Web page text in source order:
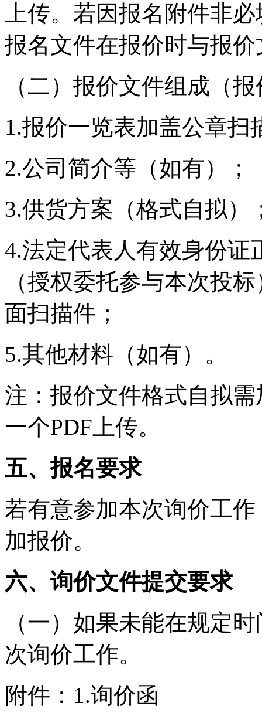
上传。若因报名附件非
报名文件在报价时与报
（二）报价文件组成（
1.报价一览表加盖公章扫
2.公司简介等（如有）；
3.供货方案（格式自拟）
4.法定代表人有效身份证
（授权委托参与本次投
面扫描件；
5.其他材料（如有）。
注：报价文件格式自拟
一个PDF上传。
五、报名要求
若有意参加本次询价工作
加报价。
六、询价文件提交要求
（一）如果未能在规定
次询价工作。
附件：1.询价函